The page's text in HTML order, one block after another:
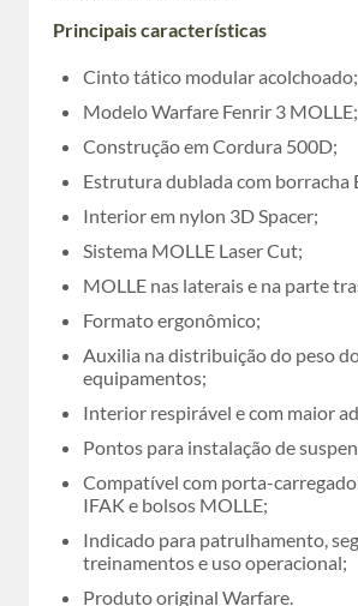
Principais características
Cinto tático modular acolchoado;
Modelo Warfare Fenrir 3 MOLLE;
Construção em Cordura 500D;
Estrutura dublada com borracha
Interior em nylon 3D Spacer;
Sistema MOLLE Laser Cut;
MOLLE nas laterais e na parte
Formato ergonômico;
Auxilia na distribuição do peso
equipamentos;
Interior respirável e com maior
Pontos para instalação de
Compatível com porta-
IFAK e bolsos MOLLE;
Indicado para patrulhamento,
treinamentos e uso operacional;
Produto original Warfare.